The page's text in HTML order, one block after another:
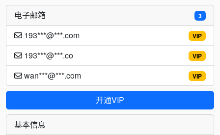
3
电子邮箱
VIP
193***@***.com
VIP
193***@***.co
VIP
wan***@***.com
开通VIP
基本信息